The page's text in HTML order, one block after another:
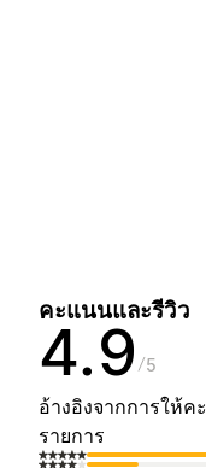
คะแนนและรีวิว
4.9 5
อ้างอิงจากการให้
รายการ